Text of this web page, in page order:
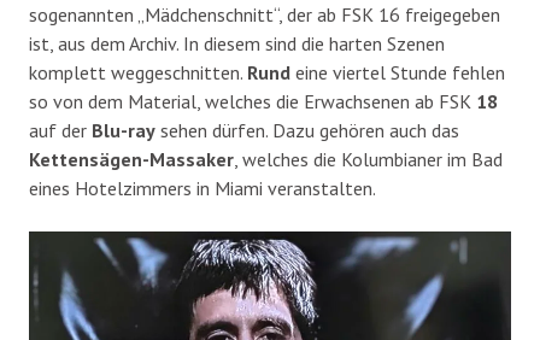
sogenannten „Mädchenschnitt“, der ab FSK 16 freigegeben
ist, aus dem Archiv. In diesem sind die harten Szenen
komplett weggeschnitten. Rund eine viertel Stunde fehlen
so von dem Material, welches die Erwachsenen ab FSK 18
auf der Blu-ray sehen dürfen. Dazu gehören auch das
Kettensägen-Massaker , welches die Kolumbianer im Bad
eines Hotelzimmers in Miami veranstalten.